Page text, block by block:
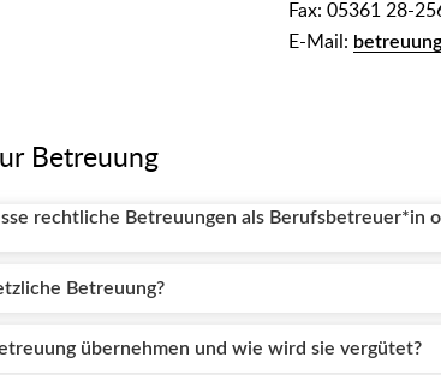
Fax: 05361 28-
E-Mail:
Betreuung
rechtliche Betreuungen als Berufsbetreuer*in
Betreuung?
übernehmen und wie wird sie vergütet?